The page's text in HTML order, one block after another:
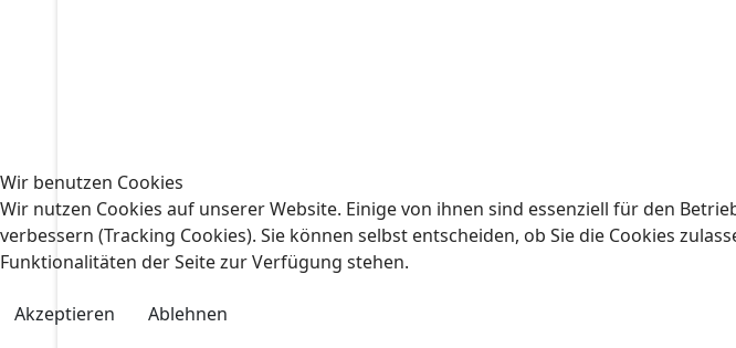
Wir benutzen Cookies
Wir nutzen Cookies auf unserer Website. Einige von ihnen sind essenziell für den
verbessern (Tracking Cookies). Sie können selbst entscheiden, ob Sie die Cookies
Funktionalitäten der Seite zur Verfügung stehen.
Akzeptieren Ablehnen